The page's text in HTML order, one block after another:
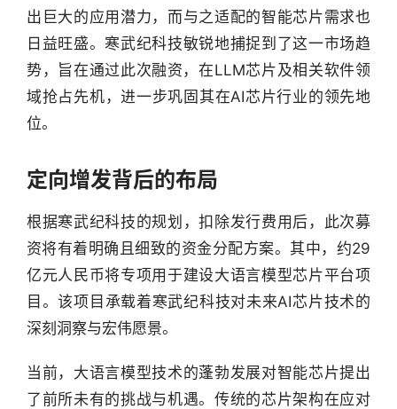
出巨大的应用潜力，而与之适配的智能芯片需求也
日益旺盛。寒武纪科技敏锐地捕捉到了这一市场趋
势，旨在通过此次融资，在LLM芯片及相关软件领
域抢占先机，进一步巩固其在AI芯片行业的领先地
位。
定向增发背后的布局
根据寒武纪科技的规划，扣除发行费用后，此次募
资将有着明确且细致的资金分配方案。其中，约29
亿元人民币将专项用于建设大语言模型芯片平台项
目。该项目承载着寒武纪科技对未来AI芯片技术的
深刻洞察与宏伟愿景。
当前，大语言模型技术的蓬勃发展对智能芯片提出
了前所未有的挑战与机遇。传统的芯片架构在应对